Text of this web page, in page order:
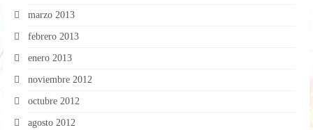
marzo 2013
febrero 2013
enero 2013
noviembre 2012
octubre 2012
agosto 2012